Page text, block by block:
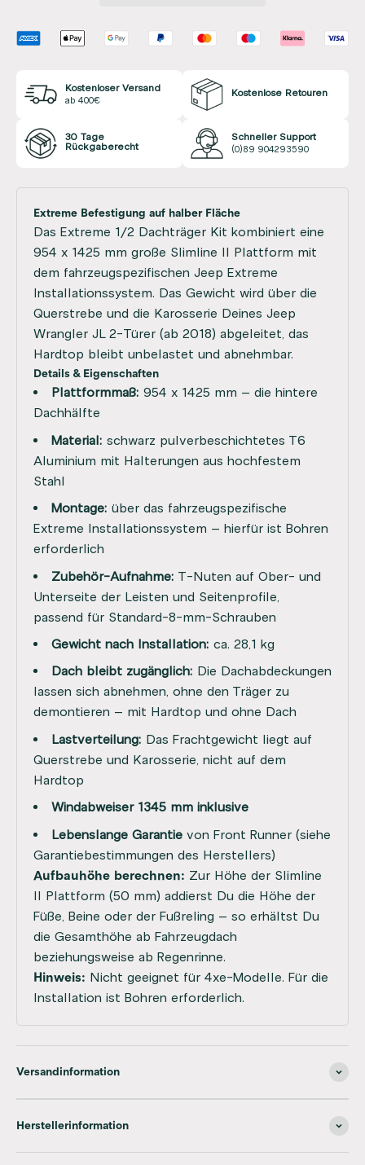
Kostenloser Versand
ab 400€
Kostenlose Retouren
30 Tage
Rückgaberecht
Schneller Support
(0)89 904293590
Extreme Befestigung auf halber Fläche
Das Extreme 1/2 Dachträger Kit kombiniert eine
954 x 1425 mm große Slimline II Plattform mit
dem fahrzeugspezifischen Jeep Extreme
Installationssystem. Das Gewicht wird über die
Querstrebe und die Karosserie Deines Jeep
Wrangler JL 2-Türer (ab 2018) abgeleitet, das
Hardtop bleibt unbelastet und abnehmbar.
Details & Eigenschaften
Plattformmaß: 954 x 1425 mm – die hintere
Dachhälfte
Material: schwarz pulverbeschichtetes T6
Aluminium mit Halterungen aus hochfestem
Stahl
Montage: über das fahrzeugspezifische
Extreme Installationssystem – hierfür ist Bohren
erforderlich
Zubehör-Aufnahme: T-Nuten auf Ober- und
Unterseite der Leisten und Seitenprofile,
passend für Standard-8-mm-Schrauben
Gewicht nach Installation: ca. 28,1 kg
Dach bleibt zugänglich: Die Dachabdeckungen
lassen sich abnehmen, ohne den Träger zu
demontieren – mit Hardtop und ohne Dach
Lastverteilung: Das Frachtgewicht liegt auf
Querstrebe und Karosserie, nicht auf dem
Hardtop
Windabweiser 1345 mm inklusive
Lebenslange Garantie von Front Runner (siehe
Garantiebestimmungen des Herstellers)
Aufbauhöhe berechnen: Zur Höhe der Slimline
II Plattform (50 mm) addierst Du die Höhe der
Füße, Beine oder der Fußreling – so erhältst Du
die Gesamthöhe ab Fahrzeugdach
beziehungsweise ab Regenrinne.
Hinweis: Nicht geeignet für 4xe-Modelle. Für die
Installation ist Bohren erforderlich.
Versandinformation
Herstellerinformation